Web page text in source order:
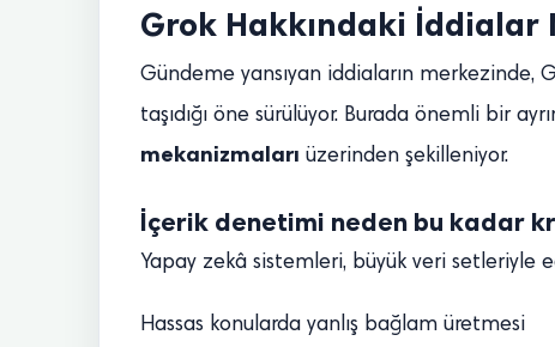
Grok Hakkındaki İddialar
Gündeme yansıyan iddiaların merkezinde,
taşıdığı öne sürülüyor. Burada önemli bir
mekanizmaları üzerinden şekilleniyor.
İçerik denetimi neden bu kadar
Yapay zekâ sistemleri, büyük veri setleriyle
Hassas konularda yanlış bağlam üretmesi